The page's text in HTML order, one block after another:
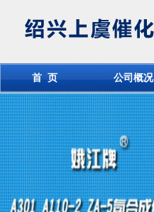
首 页 公司概况